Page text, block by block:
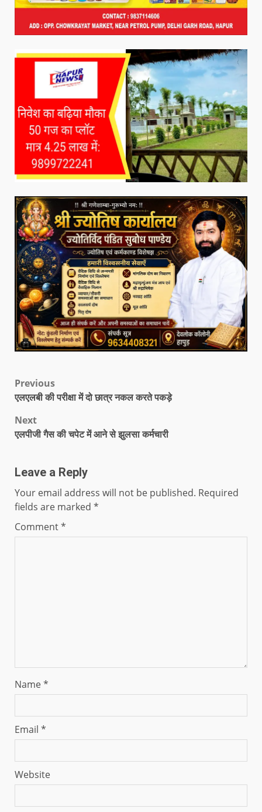
Previous
एलएलबी की परीक्षा में दो छात्र नकल करते पकड़े
Next
एलपीजी गैस की चपेट में आने से झुलसा कर्मचारी
Leave a Reply
Your email address will not be published. Required
fields are marked *
Comment*
Name*
Email *
Website